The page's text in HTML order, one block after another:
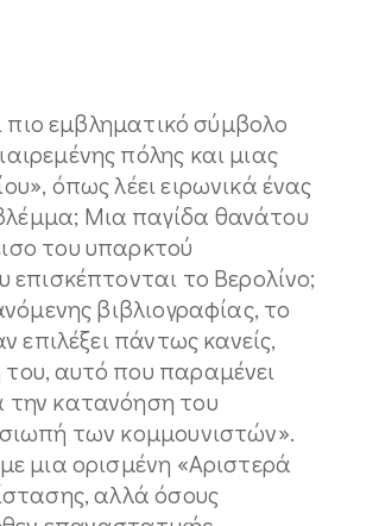
πιο εμβληματικό σύμβολο
πόλης και μιας
όπως λέει ειρωνικά ένας
Μια παγίδα θανάτου
του υπαρκτού
επισκέπτονται το Βερολίνο;
βιβλιογραφίας, το
επιλέξει πάντως κανείς,
αυτό που παραμένει
την κατανόηση του
των κομμουνιστών».
μια ορισμένη «Αριστερά
αλλά όσους